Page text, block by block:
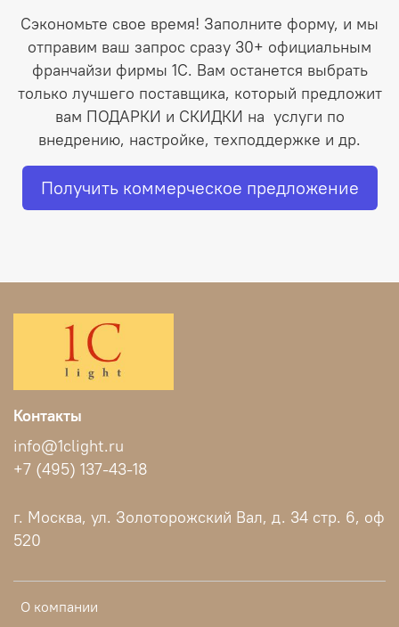
Сэкономьте свое время! Заполните форму, и мы
отправим ваш запрос сразу 30+ официальным
франчайзи фирмы 1С. Вам останется выбрать
только лучшего поставщика, который предложит
вам ПОДАРКИ и СКИДКИ на услуги по
внедрению, настройке, техподдержке и др.
Получить коммерческое предложение
О компании
Контакты
info@1clight.ru
+7 (495) 137-43-18
г. Москва, ул. Золоторожский Вал, д. 34 стр. 6, оф
520